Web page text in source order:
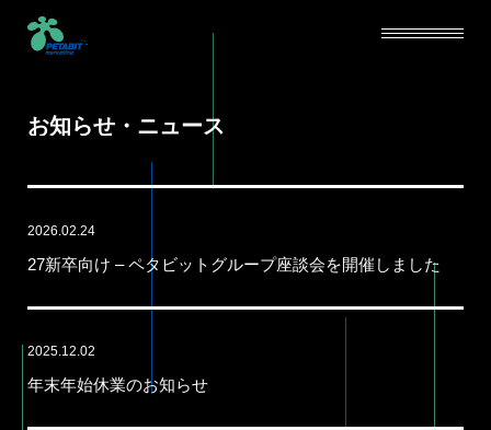
お知らせ・ニュース
2026.02.24
27新卒向け – ペタビットグループ座談会を開催しました
2025.12.02
年末年始休業のお知らせ
SERVICE
ABOUT
CAREERS
NEWS
BLOG
CONTACT